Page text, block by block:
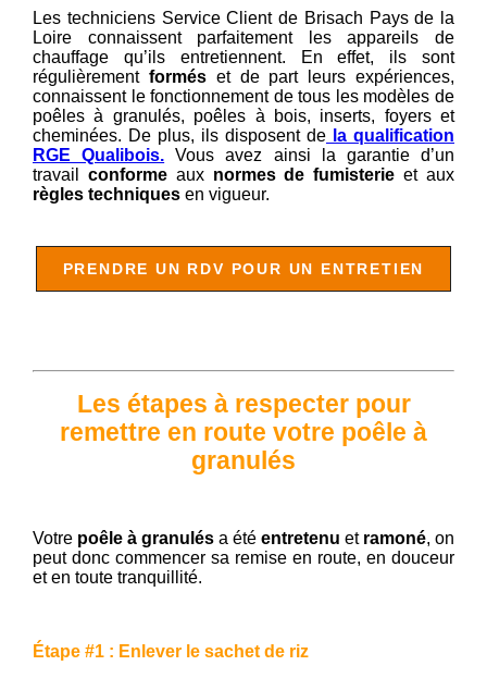
Les techniciens Service Client de Brisach Pays de la
Loire connaissent parfaitement les appareils de
chauffage qu’ils entretiennent. En effet, ils sont
régulièrement forméset de part leurs expériences,
connaissent le fonctionnement de tous les modèles de
poêles à granulés, poêles à bois, inserts, foyers et
cheminées. De plus, ils disposent de la qualification
RGE Qualibois. Vous avez ainsi la garantie d’un
travail conforme aux normes de fumisterie et aux
règles techniques en vigueur.
PRENDRE UN RDV POUR UN ENTRETIEN
Les étapes à respecter pour
remettre en route votre poêle à
granulés
Votre poêle à granulés a été entretenu et ramoné, on
peut donc commencer sa remise en route, en douceur
et en toute tranquillité.
Étape #1 : Enlever le sachet de riz